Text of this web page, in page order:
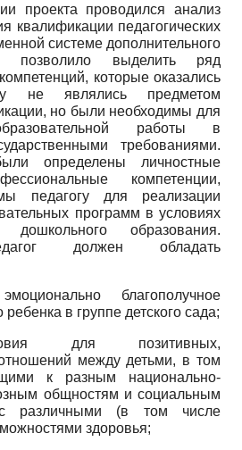
проекта проводился анализ
квалификации педагогических
системе дополнительного
позволило выделить ряд
которые оказались
не являлись предметом
но были необходимы для
работы в
требованиями.
определены личностные
компетенции,
педагогу для реализации
программ в условиях
образования.
должен обладать
благополучное
в группе детского сада;
для позитивных,
между детьми, в том
к разным национально-
общностям и социальным
различными (в том числе
здоровья;